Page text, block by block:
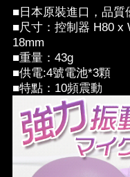
■日本原裝進口，品質
■尺寸：控制器 H80 x
18mm
■重量：43g
■供電:4號電池*3顆
■特點：10頻震動